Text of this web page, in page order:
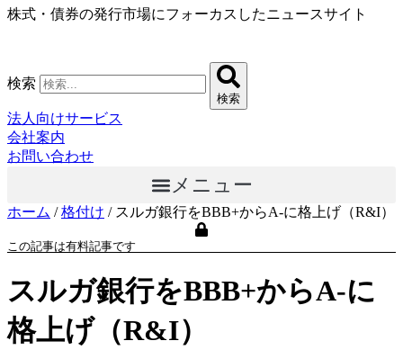
コ
ツ
に
ス
キ
ッ
株式・債券の発行市場にフォーカスしたニュースサイト
検索
検索
法人向けサービス
会社案内
お問い合わせ
メニュー
ホーム /格付け / スルガ銀行をBBB+からA-に格上げ（R&I）
この記事は有料記事です
スルガ銀行をBBB+からA-に
格上げ（R&I）